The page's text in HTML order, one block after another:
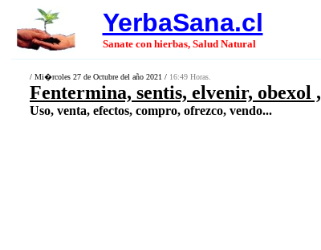
YerbaSana.cl
Sanate con hierbas, Salud Natural
/ Mi�rcoles 27 de Octubre del año 2021 / 16:49 Horas.
Fentermina, sentis, elvenir, obexol ,
Uso, venta, efectos, compro, ofrezco, vendo...